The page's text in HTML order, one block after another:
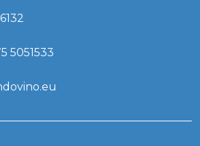
5051533